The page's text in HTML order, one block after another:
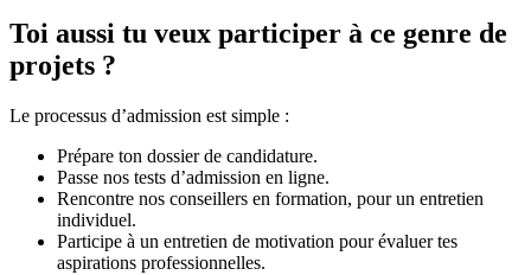
Toi aussi tu veux participer à ce genre de
projets ?
Le processus d’admission est simple :
Prépare ton dossier de candidature.
Passe nos tests d’admission en ligne.
Rencontre nos conseillers en formation, pour un entretien
individuel.
Participe à un entretien de motivation pour évaluer tes
aspirations professionnelles.